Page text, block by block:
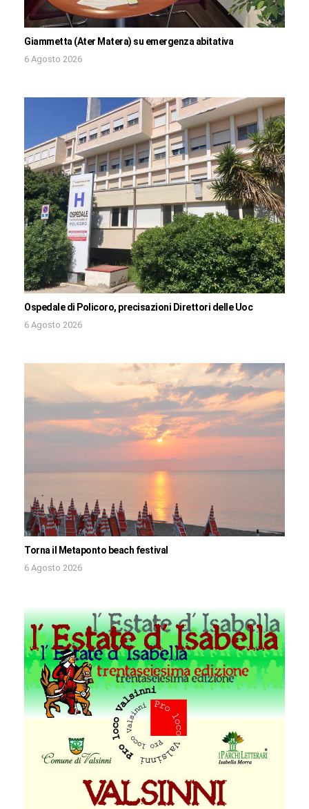
Giammetta (Ater Matera) su emergenza abitativa
6 Agosto 2026
Ospedale di Policoro, precisazioni Direttori delle Uoc
6 Agosto 2026
Torna il Metaponto beach festival
6 Agosto 2026